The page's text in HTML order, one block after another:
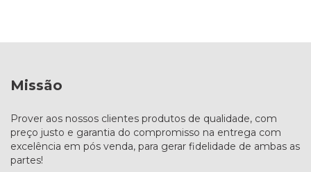
Missão
Prover aos nossos clientes produtos de qualidade, com
preço justo e garantia do compromisso na entrega com
excelência em pós venda, para gerar fidelidade de ambas as
partes!